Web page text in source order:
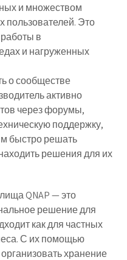
и множеством
Это
в
и нагруженных
о сообществе
активно
через форумы,
поддержку,
быстро решать
решения для их
QNAP — это
решение для
как для частных
С их помощью
хранение